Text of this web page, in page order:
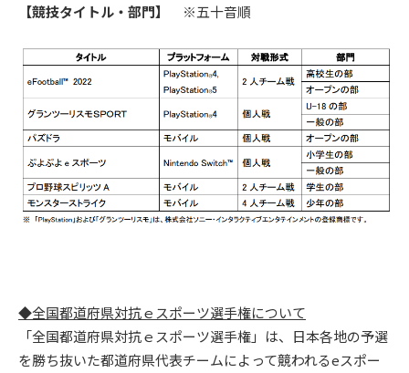
【競技タイトル・部門】 ※五十音順
◆全国都道府県対抗ｅスポーツ選手権について
「全国都道府県対抗ｅスポーツ選手権」は、日本各地の予選
を勝ち抜いた都道府県代表チームによって競われるeスポー